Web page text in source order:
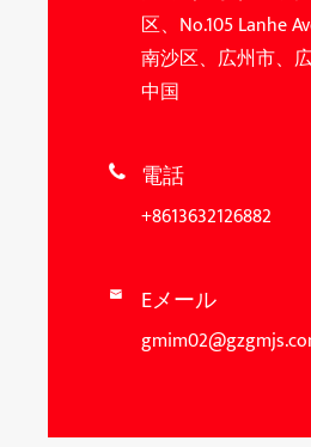
区、No.105 Lanhe
南沙区、広州市、広
中国
 電話
+8613632126882
 Eメール